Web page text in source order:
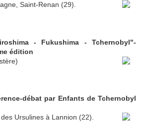
Saint-Renan (29).
- Fukushima - Tchernobyl"-
édition
débat par Enfants de Tchernobyl
Ursulines à Lannion (22).